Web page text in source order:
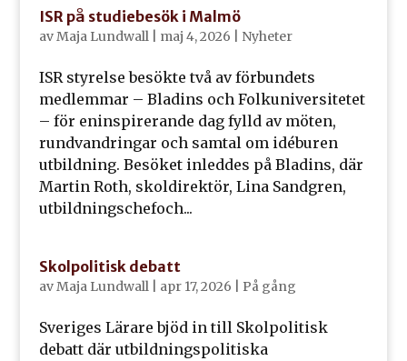
ISR på studiebesök i Malmö
avMaja Lundwall| maj 4, 2026 Nyheter
ISR styrelse besökte två av förbundets
medlemmar – Bladins och Folkuniversitetet
– för eninspirerande dag fylld av möten,
rundvandringar och samtal om idéburen
utbildning. Besöket inleddes på Bladins, där
Martin Roth, skoldirektör, Lina Sandgren,
utbildningschefoch...
Skolpolitisk debatt
avMaja Lundwall| apr 17, 2026 På gång
Sveriges Lärare bjöd in till Skolpolitisk
debatt där utbildningspolitiska